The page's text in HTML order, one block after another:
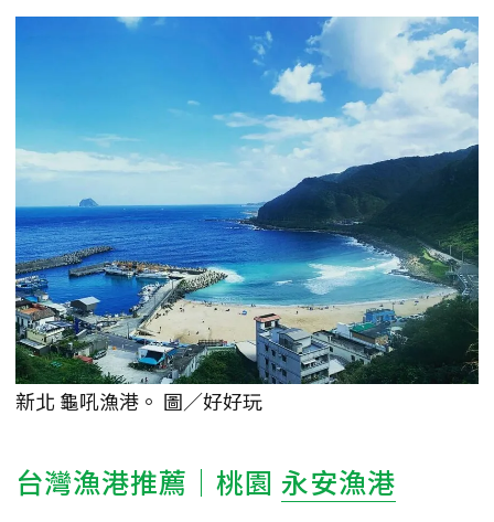
新北 龜吼漁港。 圖／好好玩
台灣漁港推薦｜桃園 永安漁港